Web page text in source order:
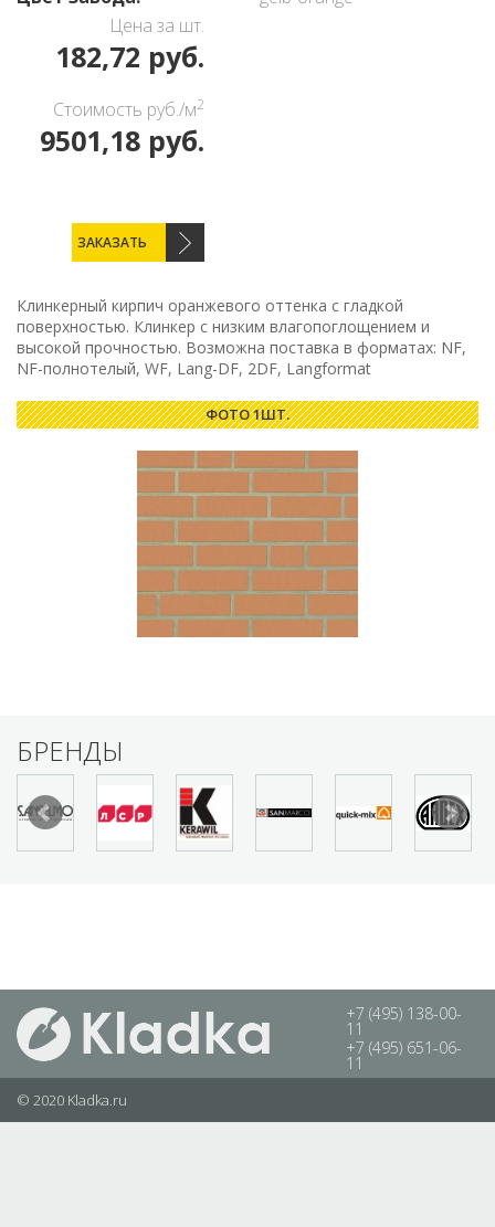
Цена за шт.
182,72 руб.
Стоимость руб./м2
9501,18 руб.
ЗАКАЗАТЬ
Клинкерный кирпич оранжевого оттенка с гладкой
поверхностью. Клинкер с низким влагопоглощением и
высокой прочностью. Возможна поставка в форматах: NF,
NF-полнотелый, WF, Lang-DF, 2DF, Langformat
ФОТО 1ШТ.
БРЕНДЫ
+7 (495) 138-00-
11
+7 (495) 651-06-
11
© 2020 Kladka.ru